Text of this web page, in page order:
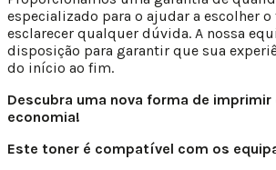
especializado para o ajudar a escolher
esclarecer qualquer dúvida. A nossa
disposição para garantir que sua
do início ao fim.
Descubra uma nova forma de
economia!
Este toner é compatível com os